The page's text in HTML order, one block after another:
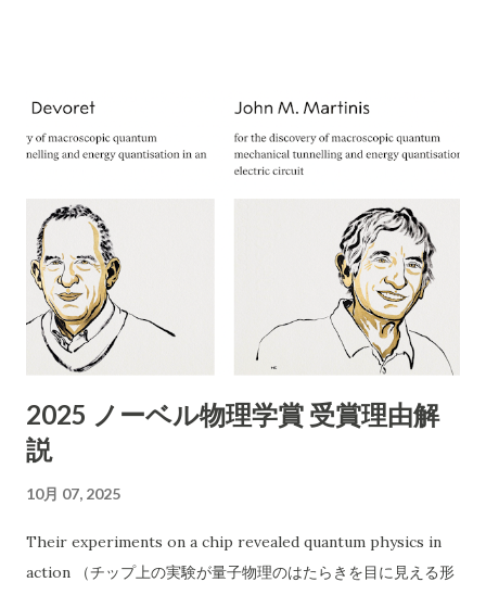
く名古屋（052）エリアの番号です。実際に「052-355...
には所沢市の「一般廃棄物処理業」の許可が必要です。 「産業
廃棄物処理業」や 「古物商」の許可では回収できません。
ChatGPT まえださん、画像ありがとうございます。このよう
な「不用品無料出張回収」のチラシについて、詳細に評価・ア
ドバイスいたします。 1. 内容の分析 業者名 ：ABCリサイクル
所在地 ：埼玉県所沢市松郷141 許可番号 ：自動車商許可証 第
431090053454号（古物商許可証） 連絡先 ：携帯番号のみ
（090-4713-2580） 受付時間 ：8:00〜18:00 チラシの訴求点
「無料回収」「当日でもOK」「幅広い品目」「遺品整理、引越
作業可能などと記載 2. 危険性・リスク評価 1）「無料」表記の
ワナ 実際に依頼すると「無料では回収できない」「特定品目は
料回収」と言いながら、現場で高額請求する 悪質な業者も存在
します。 2）連絡先が「携帯電話番号のみ」 一般的な法人や信
頼できる事業者であれば「固定電話」や「会社ホームページ」
2025 ノーベル物理学賞 受賞理由解
説
10月 07, 2025
Their experiments on a chip revealed quantum physics in
action （チップ上の実験が量子物理のはたらきを目に見える形